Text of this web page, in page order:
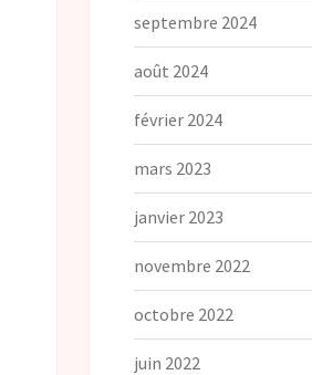
septembre 2024
août 2024
février 2024
mars 2023
janvier 2023
novembre 2022
octobre 2022
juin 2022